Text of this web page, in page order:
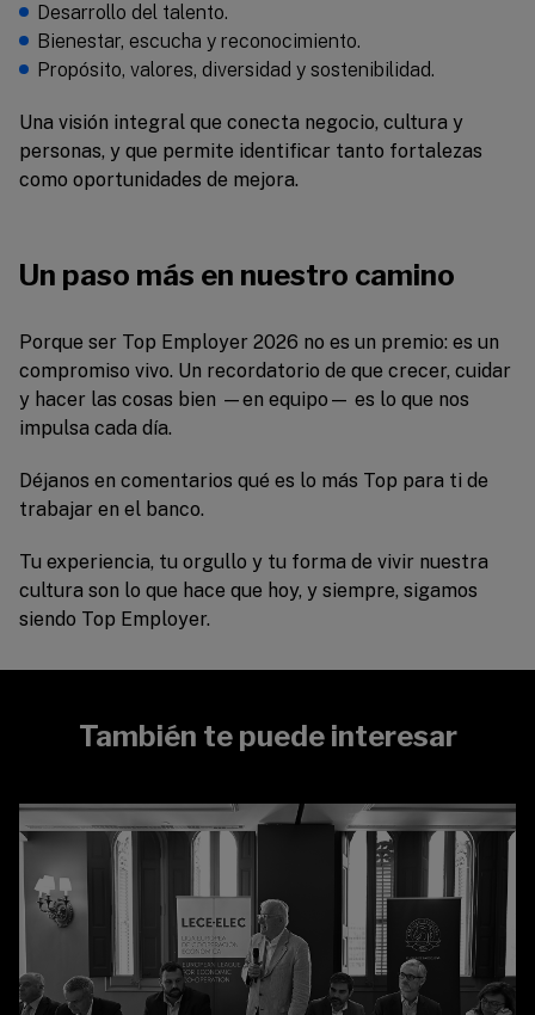
Desarrollo del talento.
Bienestar, escucha y reconocimiento.
Propósito, valores, diversidad y sostenibilidad.
Una visión integral que conecta negocio, cultura y
personas, y que permite identificar tanto fortalezas
como oportunidades de mejora.
Un paso más en nuestro camino
Porque ser Top Employer 2026 no es un premio: es un
compromiso vivo. Un recordatorio de que crecer, cuidar
y hacer las cosas bien —en equipo— es lo que nos
impulsa cada día.
Déjanos en comentarios qué es lo más Top para ti de
trabajar en el banco.
Tu experiencia, tu orgullo y tu forma de vivir nuestra
cultura son lo que hace que hoy, y siempre, sigamos
siendo Top Employer.
También te puede interesar